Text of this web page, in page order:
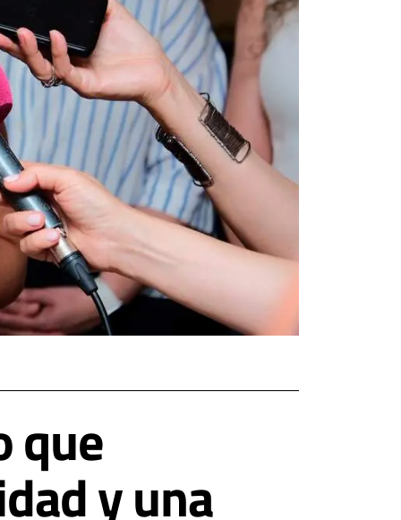
que
y una